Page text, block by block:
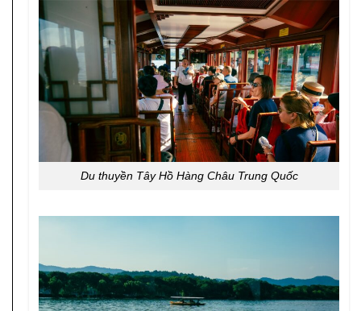
Du thuyền Tây Hồ Hàng Châu Trung Quốc